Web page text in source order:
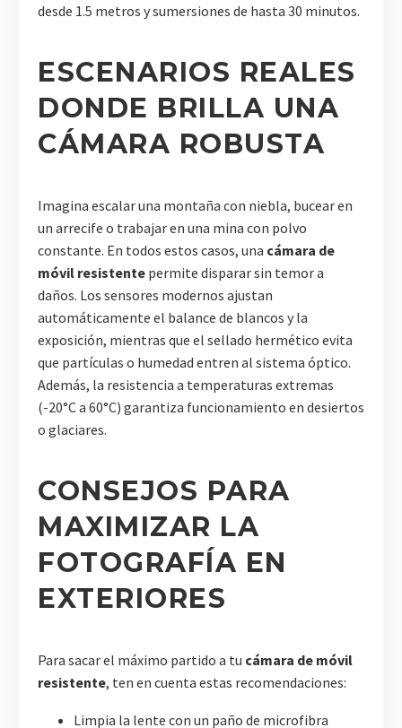
desde 1.5 metros y sumersiones de hasta 30 minutos.
ESCENARIOS REALES
DONDE BRILLA UNA
CÁMARA ROBUSTA
Imagina escalar una montaña con niebla, bucear en
un arrecife o trabajar en una mina con polvo
constante. En todos estos casos, una cámara de
móvil resistente permite disparar sin temor a
daños. Los sensores modernos ajustan
automáticamente el balance de blancos y la
exposición, mientras que el sellado hermético evita
que partículas o humedad entren al sistema óptico.
Además, la resistencia a temperaturas extremas
(-20°C a 60°C) garantiza funcionamiento en desiertos
o glaciares.
CONSEJOS PARA
MAXIMIZAR LA
FOTOGRAFÍA EN
EXTERIORES
Para sacar el máximo partido a tu cámara de móvil
resistente, ten en cuenta estas recomendaciones:
Limpia la lente con un paño de microfibra